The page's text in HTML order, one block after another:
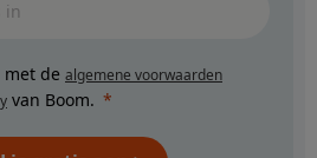
met de algemene voorwaarden
van Boom.